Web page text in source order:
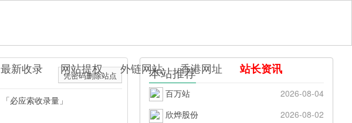
最新收录 网站提权 外链网站 香港网址 站长资讯
凭密码删除站点
「必应索收录量」
本站推荐
百万站
2026-08-04
欣烨股份
2026-08-02